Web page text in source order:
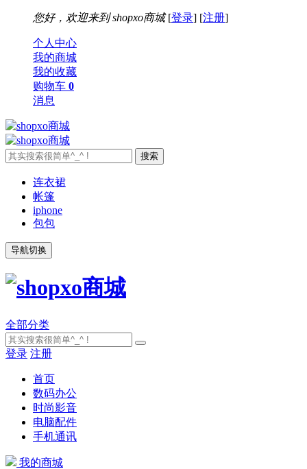
您好，欢迎来到 shopxo商城[登录] [注册]
个人中心
我的商城
我的收藏
购物车 0
消息
连衣裙
帐篷
iphone
包包
导航切换
全部分类
登录 注册
首页
数码办公
时尚影音
电脑配件
手机通讯
我的商城